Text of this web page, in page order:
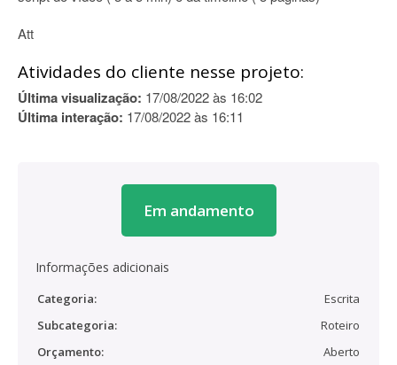
Att
Atividades do cliente nesse projeto:
Última visualização: 17/08/2022 às 16:02
Última interação: 17/08/2022 às 16:11
Em andamento
Informações adicionais
Categoria:
Escrita
Subcategoria:
Roteiro
Orçamento:
Aberto